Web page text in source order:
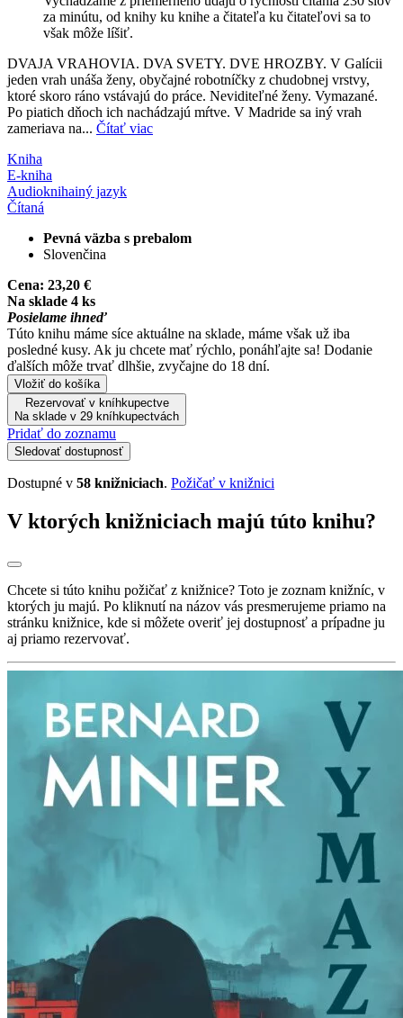
za minútu, od knihy ku knihe a čitateľa ku čitateľovi sa to
však môže líšiť.
DVAJA VRAHOVIA. DVA SVETY. DVE HROZBY. V Galícii
jeden vrah unáša ženy, obyčajné robotníčky z chudobnej vrstvy,
ktoré skoro ráno vstávajú do práce. Neviditeľné ženy. Vymazané.
Po piatich dňoch ich nachádzajú mŕtve. V Madride sa iný vrah
zameriava na... Čítať viac
Kniha
E-kniha
Audioknihainý jazyk
Čítaná
Pevná väzba s prebalom
Slovenčina
Cena: 23,20 €
Na sklade 4 ks
Posielame ihneď
Túto knihu máme síce aktuálne na sklade, máme však už iba
posledné kusy. Ak ju chcete mať rýchlo, ponáhľajte sa! Dodanie
ďalších môže trvať dlhšie, zvyčajne do 18 dní.
Vložiť do košíka
Rezervovať v kníhkupectve
Na sklade v 29 kníhkupectvách
Pridať do zoznamu
Sledovať dostupnosť
Dostupné v 58 knižniciach. Požičať v knižnici
V ktorých knižniciach majú túto knihu?
Chcete si túto knihu požičať z knižnice? Toto je zoznam knižníc, v
ktorých ju majú. Po kliknutí na názov vás presmerujeme priamo na
stránku knižnice, kde si môžete overiť jej dostupnosť a prípadne ju
aj priamo rezervovať.